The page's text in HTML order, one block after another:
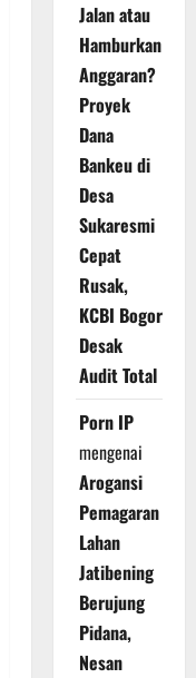
Jalan atau
Hamburkan
Anggaran?
Proyek
Dana
Bankeu di
Desa
Sukaresmi
Cepat
Rusak,
KCBI Bogor
Desak
Audit Total
Porn IP
mengenai
Arogansi
Pemagaran
Lahan
Jatibening
Berujung
Pidana,
Nesan